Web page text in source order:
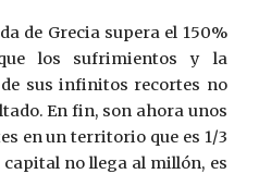
de Grecia supera el 150%
los sufrimientos y la
sus infinitos recortes no
En fin, son ahora unos
en un territorio que es 1/3
capital no llega al millón, es